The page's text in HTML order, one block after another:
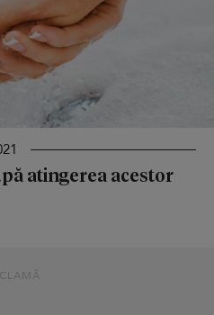
atingerea acestor